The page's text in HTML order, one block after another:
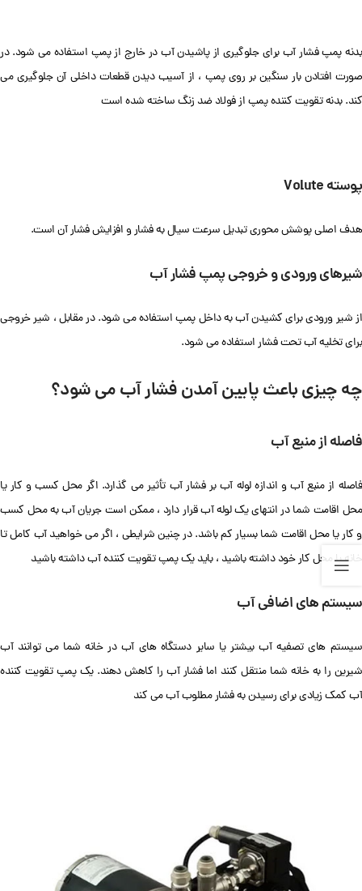
بدنه پمپ فشار آب برای جلوگیری از پاشیدن آب در خارج از پمپ استفاده می شود. در
صورت افتادن بار سنگین بر روی پمپ ، از آسیب دیدن قطعات داخلی آن جلوگیری می
کند. بدنه تقویت کننده پمپ از فولاد ضد زنگ ساخته شده است
پوسته
هدف اصلی پوشش محوری تبدیل سرعت سیال به فشار و افزایش فشار آن است.
شیرهای ورودی و خروجی پمپ فشار آب
از شیر ورودی برای کشیدن آب به داخل پمپ استفاده می شود. در مقابل ، شیر خروجی
برای تخلیه آب تحت فشار استفاده می شود.
چه چیزی باعث پایین آمدن فشار آب می شود؟
فاصله از منبع آب
فاصله از منبع آب و اندازه لوله آب بر فشار آب تأثیر می گذارد. اگر محل کسب و کار یا
محل اقامت شما در انتهای یک لوله آب قرار دارد ، ممکن است جریان آب به محل کسب
و کار یا محل اقامت شما بسیار کم باشد. در چنین شرایطی ، اگر می خواهید آب کامل تا
خانه یا محل کار خود داشته باشید ، باید یک پمپ تقویت کننده آب داشته باشید
سیستم های اضافی آب
سیستم های تصفیه آب بیشتر یا سایر دستگاه های آب در خانه شما می توانند آب
شیرین را به خانه شما منتقل کنند اما فشار آب را کاهش دهند. یک پمپ تقویت کننده
آب کمک زیادی برای رسیدن به فشار مطلوب آب می کند